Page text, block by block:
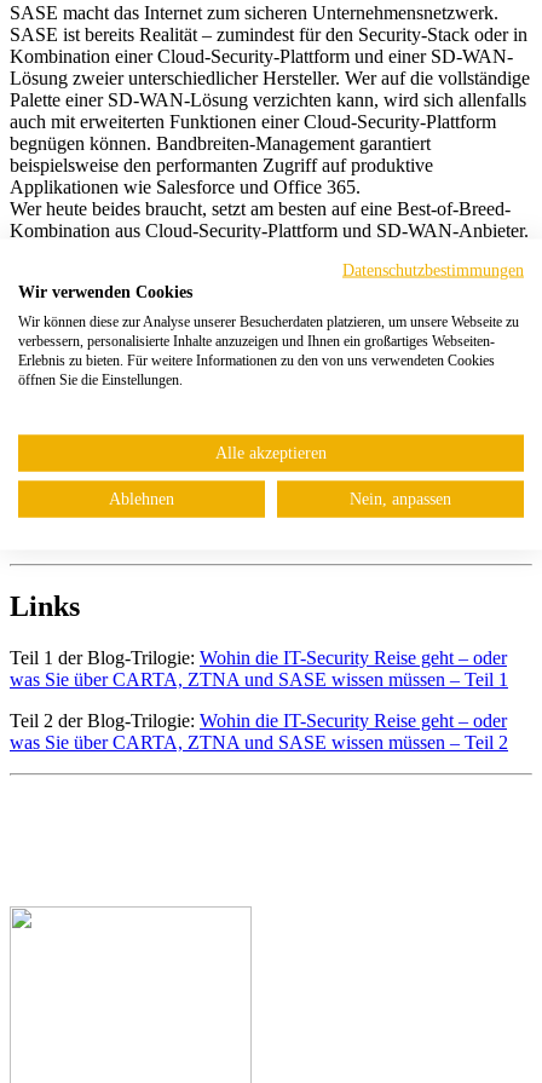
SASE macht das Internet zum sicheren Unternehmensnetzwerk.
SASE ist bereits Realität – zumindest für den Security-Stack oder in
Kombination einer Cloud-Security-Plattform und einer SD-WAN-
Lösung zweier unterschiedlicher Hersteller. Wer auf die vollständige
Palette einer SD-WAN-Lösung verzichten kann, wird sich allenfalls
auch mit erweiterten Funktionen einer Cloud-Security-Plattform
begnügen können. Bandbreiten-Management garantiert
beispielsweise den performanten Zugriff auf produktive
Applikationen wie Salesforce und Office 365.
Wer heute beides braucht, setzt am besten auf eine Best-of-Breed-
Kombination aus Cloud-Security-Plattform und SD-WAN-Anbieter.
Skalierbarkeit der Architektur, das Traffic-Peering mit den
relevanten SaaS- und Cloud-Diensten und die verschiedenen
angebotenen Funktionalitäten entscheidend bei einer Evaluation.
Auch nicht zu vernachlässigen ist die DNA des Anbieters – hier
unterscheiden sich klassische Software-Firmen und Cloud-first-
Anbieter stark.
ZTNA und SASE werden Unternehmen nicht vorbeikommen.
Gerade Unternehmen mit weltweiten Niederlassungen, mobilen
Mitarbeitenden und einer Cloud-Strategie tun gut daran, sich bereits
gestern mit diesen Ansätzen auseinanderzusetzen und erste Schritte
Links
Teil 1 der Blog-Trilogie: Wohin die IT-Security Reise geht – oder
was Sie über CARTA, ZTNA und SASE wissen müssen – Teil 1
Teil 2 der Blog-Trilogie: Wohin die IT-Security Reise geht – oder
was Sie über CARTA, ZTNA und SASE wissen müssen – Teil 2
Datenschutzbestimmungen
Wir verwenden Cookies
Wir können diese zur Analyse unserer Besucherdaten platzieren, um unsere Webseite zu
verbessern, personalisierte Inhalte anzuzeigen und Ihnen ein großartiges Webseiten-
Erlebnis zu bieten. Für weitere Informationen zu den von uns verwendeten Cookies
öffnen Sie die Einstellungen.
Alle akzeptieren
Ablehnen Nein, anpassen